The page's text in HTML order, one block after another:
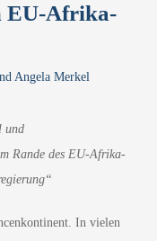
EU-Afrika-
und
Rande des EU-Afrika-
In vielen